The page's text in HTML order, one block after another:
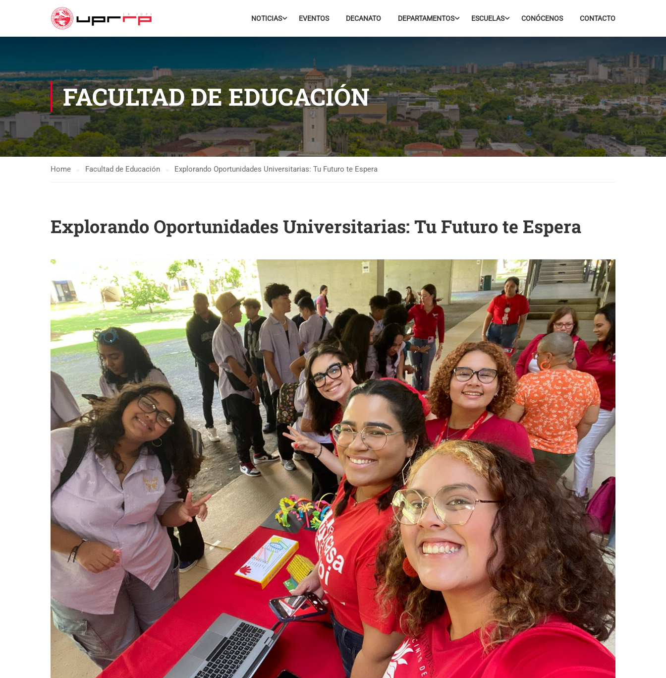
NOTICIAS EVENTOS DECANATO DEPARTAMENTOS ESCUELAS CONÓCENOS CONTACTO
FACULTAD DE EDUCACIÓN
Home Facultad de Educación Explorando Oportunidades Universitarias: Tu Futuro te Espera
Explorando Oportunidades Universitarias: Tu Futuro te Espera